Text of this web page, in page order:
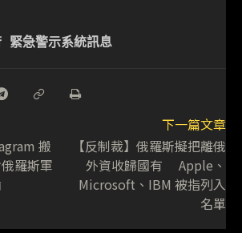
緊急警示系統訊息
搬
羅斯軍
下一篇文章
【反制裁】俄羅斯擬把離俄
外資收歸國有 Apple、
Microsoft、IBM 被指列入
名單